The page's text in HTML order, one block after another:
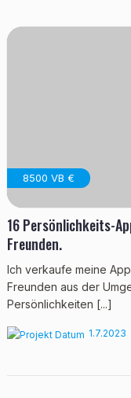
8500 VB €
16 Persönlichkeits-
Freunden.
Ich verkaufe meine
Freunden aus der
Persönlichkeiten [...]
1.7.2023